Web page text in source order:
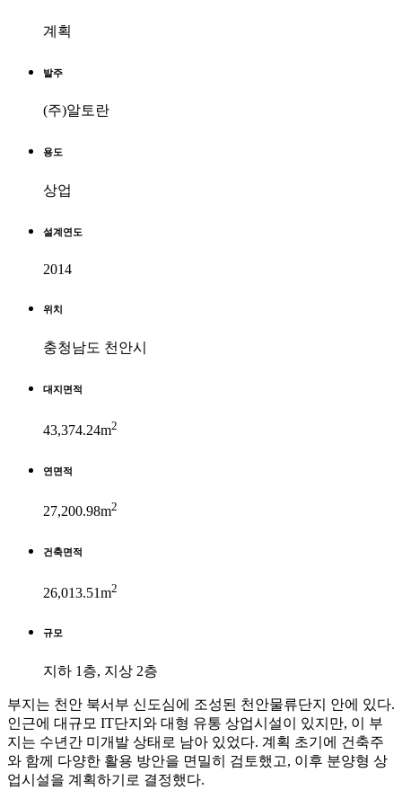
계획
발주
(주)알토란
용도
상업
설계연도
2014
위치
충청남도 천안시
대지면적
43,374.24m2
연면적
27,200.98m2
건축면적
26,013.51m2
규모
지하 1층, 지상 2층
부지는 천안 북서부 신도심에 조성된 천안물류단지 안에 있다.
인근에 대규모 IT단지와 대형 유통 상업시설이 있지만, 이 부
지는 수년간 미개발 상태로 남아 있었다. 계획 초기에 건축주
와 함께 다양한 활용 방안을 면밀히 검토했고, 이후 분양형 상
업시설을 계획하기로 결정했다.